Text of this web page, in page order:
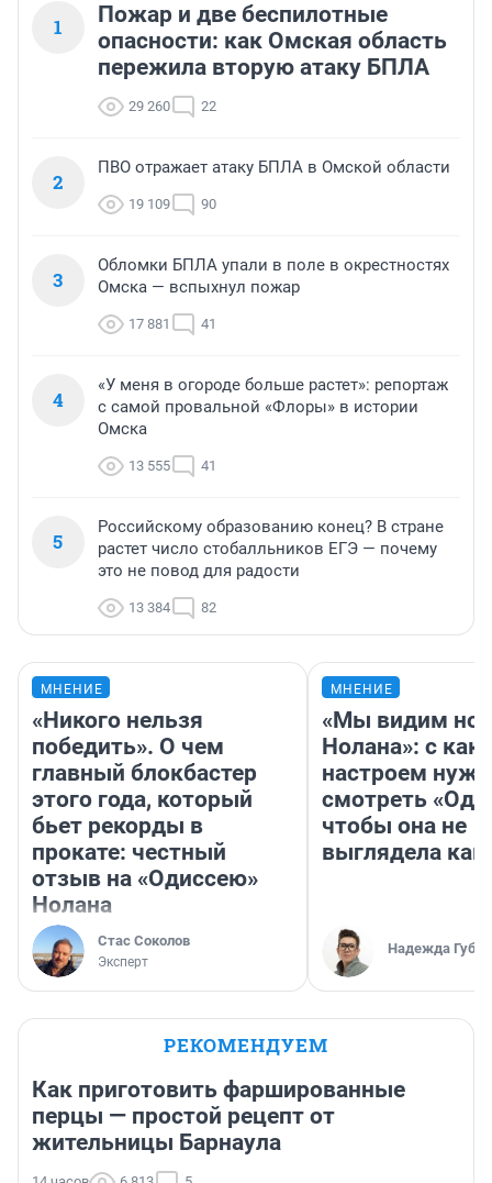
1
Пожар и две беспилотные
опасности: как Омская область
пережила вторую атаку БПЛА
29 260 22
2
ПВО отражает атаку БПЛА в Омской области
19 109 90
3
Обломки БПЛА упали в поле в окрестностях
Омска — вспыхнул пожар
17 881 41
4
«У меня в огороде больше растет»: репортаж
с самой провальной «Флоры» в истории
Омска
13 555 41
5
Российскому образованию конец? В стране
растет число стобалльников ЕГЭ — почему
это не повод для радости
13 384 82
МНЕНИЕ
«Никого нельзя
победить». О чем
главный блокбастер
этого года, который
бьет рекорды в
прокате: честный
отзыв на «Одиссею»
Нолана
Стас Соколов
Эксперт
МНЕНИЕ
«Мы видим
Нолана»: с
настроем
смотреть
чтобы она не
выглядела как
Надежда
РЕКОМЕНДУЕМ
Как приготовить фаршированные
перцы — простой рецепт от
жительницы Барнаула